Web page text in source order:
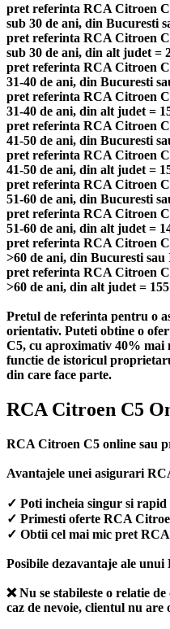
pret referinta RCA Citroen
sub 30 de ani, din Bucuresti
pret referinta RCA Citroen
sub 30 de ani, din alt judet =
pret referinta RCA Citroen
31-40 de ani, din Bucuresti
pret referinta RCA Citroen
31-40 de ani, din alt judet =
pret referinta RCA Citroen
41-50 de ani, din Bucuresti
pret referinta RCA Citroen
41-50 de ani, din alt judet =
pret referinta RCA Citroen
51-60 de ani, din Bucuresti
pret referinta RCA Citroen
51-60 de ani, din alt judet =
pret referinta RCA Citroen
>60 de ani, din Bucuresti
pret referinta RCA Citroen
>60 de ani, din alt judet =
Pretul de referinta pentru o
orientativ. Puteti obtine o
C5, cu aproximativ 40% mai
functie de istoricul
din care face parte.
RCA Citroen C5
RCA Citroen C5 online sau
Avantajele unei asigurari
✓ Poti incheia singur si
✓ Primesti oferte RCA
✓ Obtii cel mai mic pret
Posibile dezavantaje ale
❌ Nu se stabileste o relatie
caz de nevoie, clientul nu are